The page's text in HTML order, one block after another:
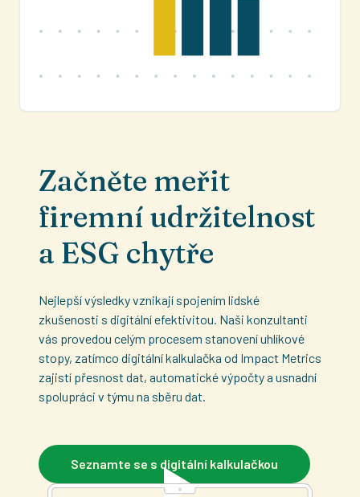
Začněte meřit
firemní udržitelnost
a ESG chytře
Nejlepší výsledky vznikají spojením lidské
zkušenosti s digitální efektivitou. Naši konzultanti
vás provedou celým procesem stanovení uhlíkové
stopy, zatímco digitální kalkulačka od Impact Metrics
zajistí přesnost dat, automatické výpočty a usnadní
spolupráci v týmu na sběru dat.
Seznamte se s digitální kalkulačkou